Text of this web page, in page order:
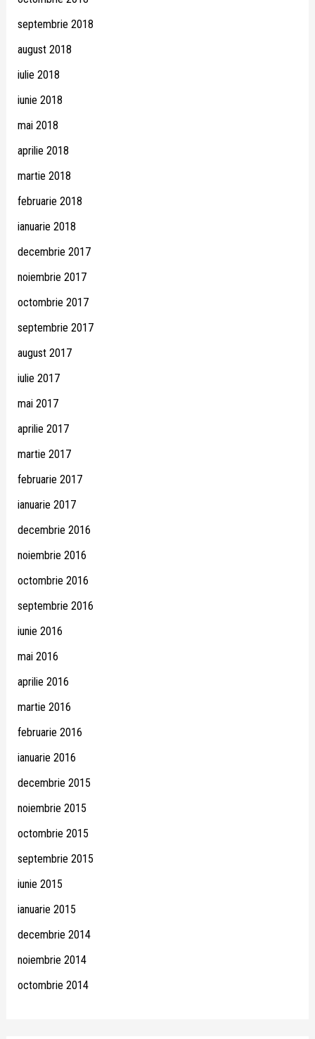
septembrie 2018
august 2018
iulie 2018
iunie 2018
mai 2018
aprilie 2018
martie 2018
februarie 2018
ianuarie 2018
decembrie 2017
noiembrie 2017
octombrie 2017
septembrie 2017
august 2017
iulie 2017
mai 2017
aprilie 2017
martie 2017
februarie 2017
ianuarie 2017
decembrie 2016
noiembrie 2016
octombrie 2016
septembrie 2016
iunie 2016
mai 2016
aprilie 2016
martie 2016
februarie 2016
ianuarie 2016
decembrie 2015
noiembrie 2015
octombrie 2015
septembrie 2015
iunie 2015
ianuarie 2015
decembrie 2014
noiembrie 2014
octombrie 2014